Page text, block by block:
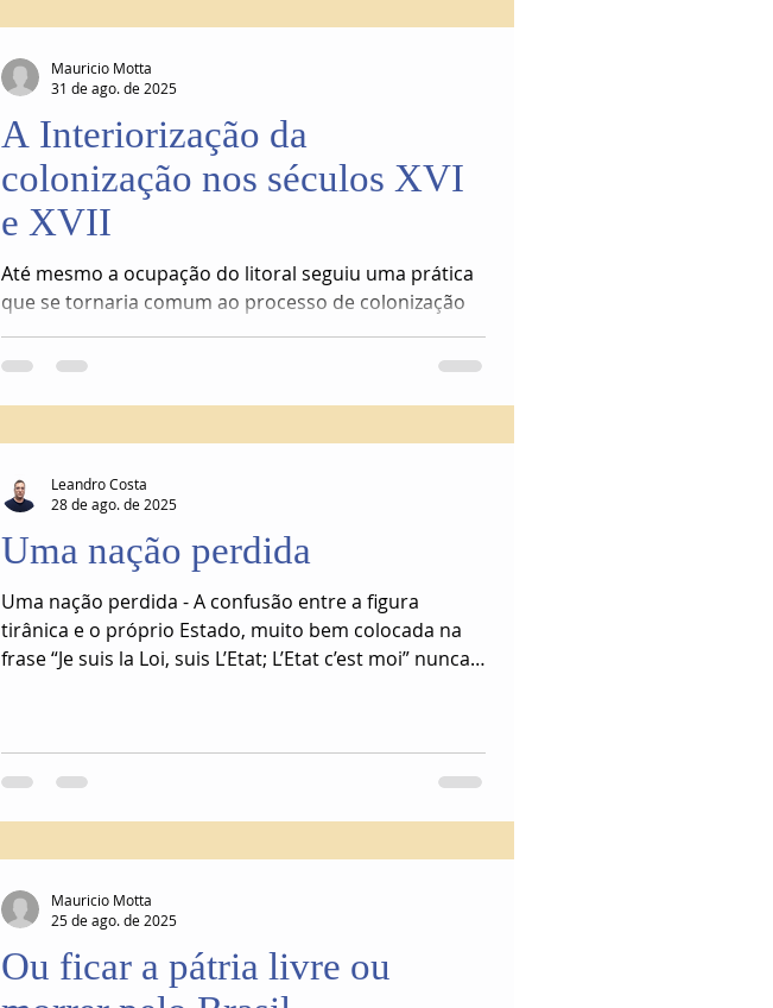
A Interiorização da
colonização nos séculos XVI
e XVII
Até mesmo a ocupação do litoral seguiu uma prática
que se tornaria comum ao processo de colonização
brasileiro, ou seja, apesar das dificuldades naturais
oferecidas pela natureza, o colonizador português
Mauricio Motta
31 de ago. de 2025
Uma nação perdida
Uma nação perdida - A confusão entre a figura
tirânica e o próprio Estado, muito bem colocada na
frase “Je suis la Loi, suis L’Etat; L’Etat c’est moi” nunca
Leandro Costa
28 de ago. de 2025
Ou ficar a pátria livre ou
Mauricio Motta
25 de ago. de 2025